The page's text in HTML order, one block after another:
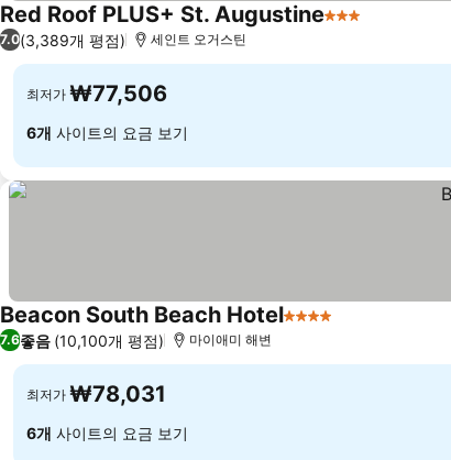
Red Roof PLUS+ St. Augustine3 성급
7.0(3,389개 평점) 세인트 오거스틴
최저가 ₩77,506
6개 사이트의 요금 보기
Beacon South Beach Hotel4 성급
7.6좋음 (10,100개 평점) 마이애미 해변
최저가 ₩78,031
6개 사이트의 요금 보기